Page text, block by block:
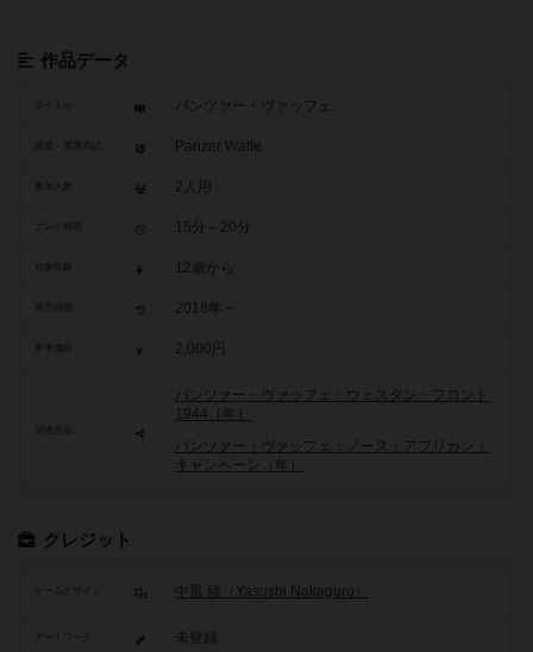
作品データ
タイトル パンツァー・ヴァッフェ
Panzer Waffe
参加人数 2人用
15分～20分
12歳から
2018年～
参考価格 2,000円
関連作品
パンツァー・ヴァッフェ：ウェスタン・フロント
1944（年）
パンツァー・ヴァッフェ：ノース・アフリカン・
キャンペーン（年）
クレジット
ゲームデザイン 中黒 靖（Yasushi Nakaguro）
アートワーク 未登録